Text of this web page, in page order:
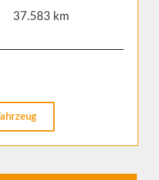
37.583 km